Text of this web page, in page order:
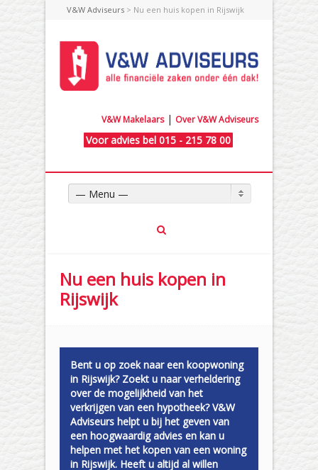
V&W Adviseurs > Nu een huis kopen in Rijswijk
V&W Makelaars| Over V&W Adviseurs
Voor advies bel 015 - 215 78 00
— Menu —
Nu een huis kopen in
Rijswijk
Bent u op zoek naar een koopwoning
in Rijswijk? Zoekt u naar verheldering
over de mogelijkheid van het
verkrijgen van een hypotheek? V&W
Adviseurs helpt u bij het geven van
een hoogwaardig advies en kan u
helpen met het kopen van een woning
in Rijswijk. Heeft u altijd al willen